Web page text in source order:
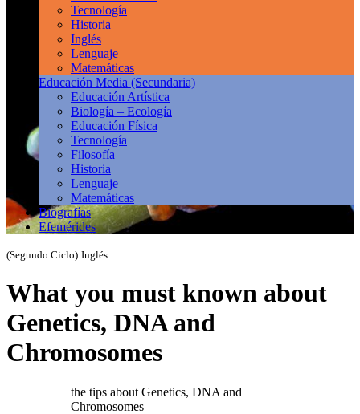
Tecnología
Historia
Inglés
Lenguaje
Matemáticas
Educación Media (Secundaria)
Educación Artística
Biología – Ecología
Educación Física
Tecnología
Filosofía
Historia
Lenguaje
Matemáticas
Biografías
Efemérides
(Segundo Ciclo) Inglés
What you must known about
Genetics, DNA and
Chromosomes
the tips about Genetics, DNA and
Chromosomes